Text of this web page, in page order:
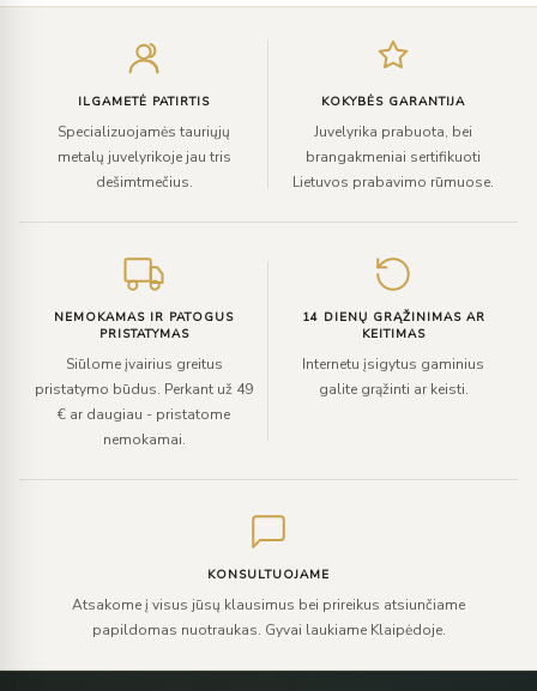
ILGAMETĖ PATIRTIS
Specializuojamės tauriųjų
metalų juvelyrikoje jau tris
dešimtmečius.
KOKYBĖS GARANTIJA
Juvelyrika prabuota, bei
brangakmeniai sertifikuoti
Lietuvos prabavimo rūmuose.
NEMOKAMAS IR PATOGUS
PRISTATYMAS
Siūlome įvairius greitus
pristatymo būdus. Perkant už 49
€ ar daugiau - pristatome
nemokamai.
14 DIENŲ GRĄŽINIMAS AR
KEITIMAS
Internetu įsigytus gaminius
galite grąžinti ar keisti.
KONSULTUOJAME
Atsakome į visus jūsų klausimus bei prireikus atsiunčiame
papildomas nuotraukas. Gyvai laukiame Klaipėdoje.